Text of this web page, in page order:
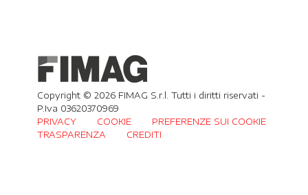
Copyright © 2026 FIMAG S.r.l. Tutti i diritti riservati -
P.Iva 03620370969
PRIVACY
COOKIE
PREFERENZE SUI COOKIE
TRASPARENZA
CREDITI